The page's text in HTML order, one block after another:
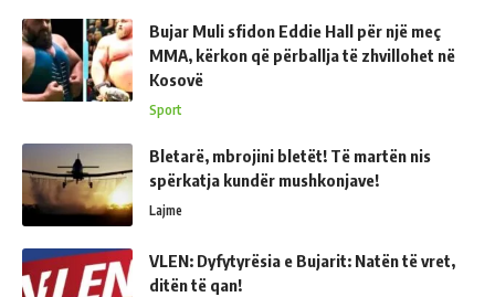
Bujar Muli sfidon Eddie Hall për një meç
MMA, kërkon që përballja të zhvillohet në
Kosovë
Sport
Bletarë, mbrojini bletët! Të martën nis
spërkatja kundër mushkonjave!
Lajme
VLEN: Dyfytyrësia e Bujarit: Natën të vret,
ditën të qan!